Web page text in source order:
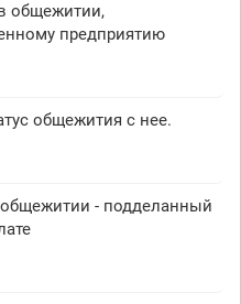
общежитии,
предприятию
общежития с нее.
- подделанный